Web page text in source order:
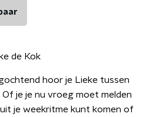
de Kok
hoor je Lieke tussen
je je nu vroeg moet melden
je weekritme kunt komen of